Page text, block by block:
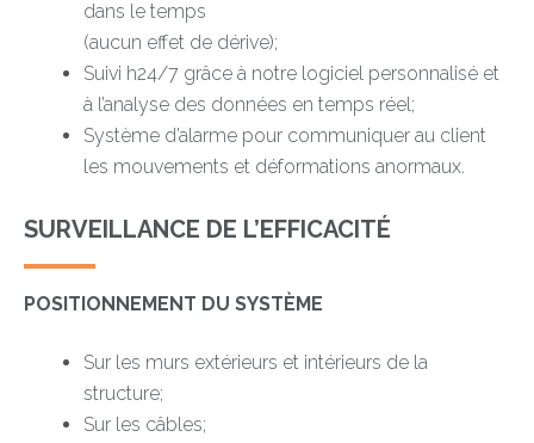
dans le temps
(aucun effet de dérive);
Suivi h24/7 grâce à notre logiciel personnalisé et
à l’analyse des données en temps réel;
Système d’alarme pour communiquer au client
les mouvements et déformations anormaux.
SURVEILLANCE DE L’EFFICACITÉ
POSITIONNEMENT DU SYSTÈME
Sur les murs extérieurs et intérieurs de la
structure;
Sur les câbles;